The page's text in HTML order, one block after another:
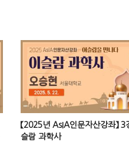
【2025년 AsIA인문자산강좌】 3
슬람 과학사